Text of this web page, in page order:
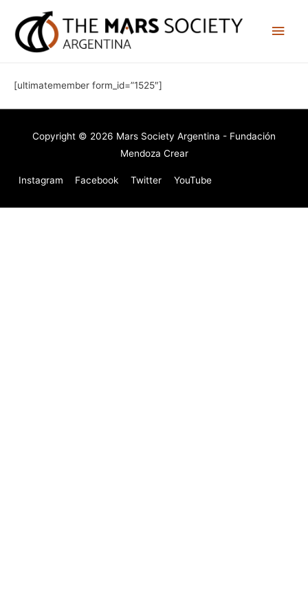
[ultimatemember form_id=”1525″]
Copyright © 2026 Mars Society Argentina - Fundación
Mendoza Crear
Instagram Facebook Twitter YouTube